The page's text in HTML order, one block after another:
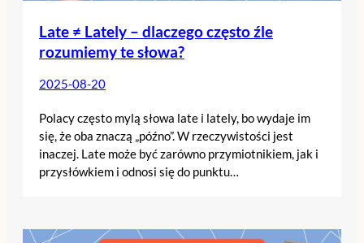
Late ≠ Lately – dlaczego często źle
rozumiemy te słowa?
2025-08-20
Polacy często mylą słowa late i lately, bo wydaje im
się, że oba znaczą „późno”. W rzeczywistości jest
inaczej. Late może być zarówno przymiotnikiem, jak i
przysłówkiem i odnosi się do punktu…